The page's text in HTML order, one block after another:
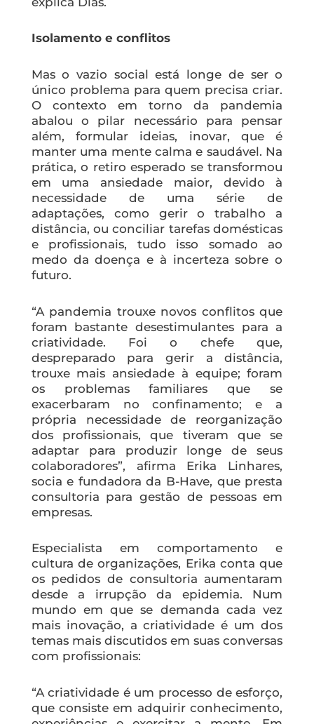
Isolamento e conflitos
Mas o vazio social está longe de ser o
único problema para quem precisa criar.
O contexto em torno da pandemia
abalou o pilar necessário para pensar
além, formular ideias, inovar, que é
manter uma mente calma e saudável. Na
prática, o retiro esperado se transformou
em uma ansiedade maior, devido à
necessidade de uma série de
adaptações, como gerir o trabalho a
distância, ou conciliar tarefas domésticas
e profissionais, tudo isso somado ao
medo da doença e à incerteza sobre o
futuro.
“A pandemia trouxe novos conflitos que
foram bastante desestimulantes para a
criatividade. Foi o chefe que,
despreparado para gerir a distância,
trouxe mais ansiedade à equipe; foram
os problemas familiares que se
exacerbaram no confinamento; e a
própria necessidade de reorganização
dos profissionais, que tiveram que se
adaptar para produzir longe de seus
colaboradores”, afirma Erika Linhares,
socia e fundadora da B-Have, que presta
consultoria para gestão de pessoas em
empresas.
Especialista em comportamento e
cultura de organizações, Erika conta que
os pedidos de consultoria aumentaram
desde a irrupção da epidemia. Num
mundo em que se demanda cada vez
mais inovação, a criatividade é um dos
temas mais discutidos em suas conversas
com profissionais:
“A criatividade é um processo de esforço,
que consiste em adquirir conhecimento,